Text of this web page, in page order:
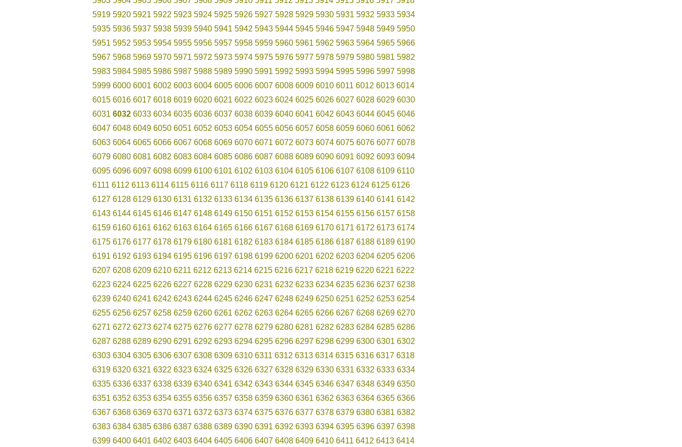
5919 5920 5921 5922 5923 5924 5925 5926 5927 5928 5929 5930 5931 5932 5933 5934
5935 5936 5937 5938 5939 5940 5941 5942 5943 5944 5945 5946 5947 5948 5949 5950
5951 5952 5953 5954 5955 5956 5957 5958 5959 5960 5961 5962 5963 5964 5965 5966
5967 5968 5969 5970 5971 5972 5973 5974 5975 5976 5977 5978 5979 5980 5981 5982
5983 5984 5985 5986 5987 5988 5989 5990 5991 5992 5993 5994 5995 5996 5997 5998
5999 6000 6001 6002 6003 6004 6005 6006 6007 6008 6009 6010 6011 6012 6013 6014
6015 6016 6017 6018 6019 6020 6021 6022 6023 6024 6025 6026 6027 6028 6029 6030
6031 6032 6033 6034 6035 6036 6037 6038 6039 6040 6041 6042 6043 6044 6045 6046
6047 6048 6049 6050 6051 6052 6053 6054 6055 6056 6057 6058 6059 6060 6061 6062
6063 6064 6065 6066 6067 6068 6069 6070 6071 6072 6073 6074 6075 6076 6077 6078
6079 6080 6081 6082 6083 6084 6085 6086 6087 6088 6089 6090 6091 6092 6093 6094
6095 6096 6097 6098 6099 6100 6101 6102 6103 6104 6105 6106 6107 6108 6109 6110
6111 6112 6113 6114 6115 6116 6117 6118 6119 6120 6121 6122 6123 6124 6125 6126
6127 6128 6129 6130 6131 6132 6133 6134 6135 6136 6137 6138 6139 6140 6141 6142
6143 6144 6145 6146 6147 6148 6149 6150 6151 6152 6153 6154 6155 6156 6157 6158
6159 6160 6161 6162 6163 6164 6165 6166 6167 6168 6169 6170 6171 6172 6173 6174
6175 6176 6177 6178 6179 6180 6181 6182 6183 6184 6185 6186 6187 6188 6189 6190
6191 6192 6193 6194 6195 6196 6197 6198 6199 6200 6201 6202 6203 6204 6205 6206
6207 6208 6209 6210 6211 6212 6213 6214 6215 6216 6217 6218 6219 6220 6221 6222
6223 6224 6225 6226 6227 6228 6229 6230 6231 6232 6233 6234 6235 6236 6237 6238
6239 6240 6241 6242 6243 6244 6245 6246 6247 6248 6249 6250 6251 6252 6253 6254
6255 6256 6257 6258 6259 6260 6261 6262 6263 6264 6265 6266 6267 6268 6269 6270
6271 6272 6273 6274 6275 6276 6277 6278 6279 6280 6281 6282 6283 6284 6285 6286
6287 6288 6289 6290 6291 6292 6293 6294 6295 6296 6297 6298 6299 6300 6301 6302
6303 6304 6305 6306 6307 6308 6309 6310 6311 6312 6313 6314 6315 6316 6317 6318
6319 6320 6321 6322 6323 6324 6325 6326 6327 6328 6329 6330 6331 6332 6333 6334
6335 6336 6337 6338 6339 6340 6341 6342 6343 6344 6345 6346 6347 6348 6349 6350
6351 6352 6353 6354 6355 6356 6357 6358 6359 6360 6361 6362 6363 6364 6365 6366
6367 6368 6369 6370 6371 6372 6373 6374 6375 6376 6377 6378 6379 6380 6381 6382
6383 6384 6385 6386 6387 6388 6389 6390 6391 6392 6393 6394 6395 6396 6397 6398
6399 6400 6401 6402 6403 6404 6405 6406 6407 6408 6409 6410 6411 6412 6413 6414